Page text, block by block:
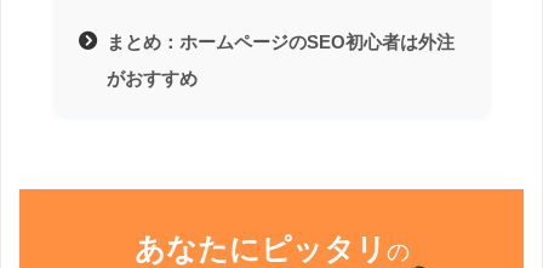
まとめ：ホームページのSEO初心者は外注
がおすすめ
あなたにピッタリ の